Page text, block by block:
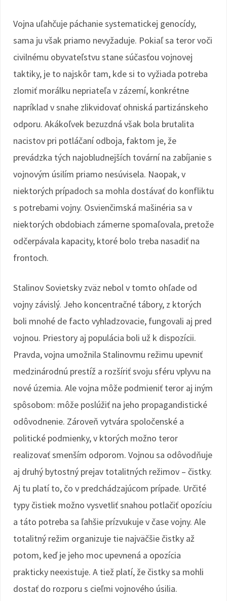
Vojna uľahčuje páchanie systematickej genocídy,
sama ju však priamo nevyžaduje. Pokiaľ sa teror voči
civilnému obyvateľstvu stane súčasťou vojnovej
taktiky, je to najskôr tam, kde si to vyžiada potreba
zlomiť morálku nepriateľa v zázemí, konkrétne
napríklad v snahe zlikvidovať ohniská partizánskeho
odporu. Akákoľvek bezuzdná však bola brutalita
nacistov pri potláčaní odboja, faktom je, že
prevádzka tých najobludnejších tovární na zabíjanie s
vojnovým úsilím priamo nesúvisela. Naopak, v
niektorých prípadoch sa mohla dostávať do konfliktu
s potrebami vojny. Osvienčimská mašinéria sa v
niektorých obdobiach zámerne spomaľovala, pretože
odčerpávala kapacity, ktoré bolo treba nasadiť na
frontoch.
Stalinov Sovietsky zväz nebol v tomto ohľade od
vojny závislý. Jeho koncentračné tábory, z ktorých
boli mnohé de facto vyhladzovacie, fungovali aj pred
vojnou. Priestory aj populácia boli už k dispozícii.
Pravda, vojna umožnila Stalinovmu režimu upevniť
medzinárodnú prestíž a rozšíriť svoju sféru vplyvu na
nové územia. Ale vojna môže podmieniť teror aj iným
spôsobom: môže poslúžiť na jeho propagandistické
odôvodnenie. Zároveň vytvára spoločenské a
politické podmienky, v ktorých možno teror
realizovať smenším odporom. Vojnou sa odôvodňuje
aj druhý bytostný prejav totalitných režimov – čistky.
Aj tu platí to, čo v predchádzajúcom prípade. Určité
typy čistiek možno vysvetliť snahou potlačiť opozíciu
a táto potreba sa ľahšie prízvukuje v čase vojny. Ale
totalitný režim organizuje tie najväčšie čistky až
potom, keď je jeho moc upevnená a opozícia
prakticky neexistuje. A tiež platí, že čistky sa mohli
dostať do rozporu s cieľmi vojnového úsilia.